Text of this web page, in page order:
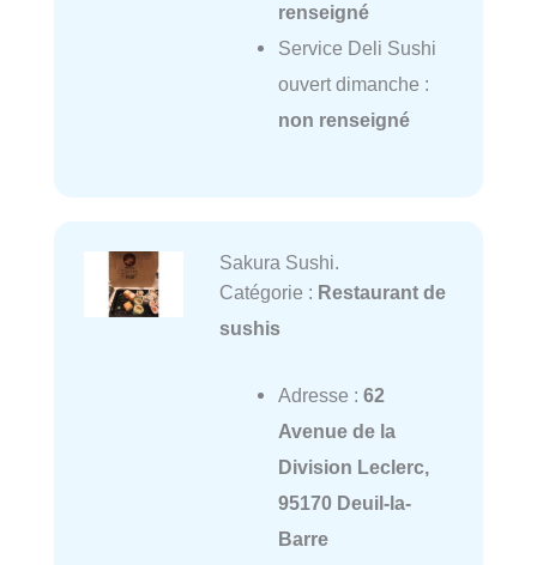
renseigné
Service Deli Sushi
ouvert dimanche :
non renseigné
Sakura Sushi.
Catégorie : Restaurant de
sushis
Adresse : 62
Avenue de la
Division Leclerc,
95170 Deuil-la-
Barre